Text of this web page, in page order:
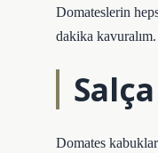
Domateslerin
dakika
Domates